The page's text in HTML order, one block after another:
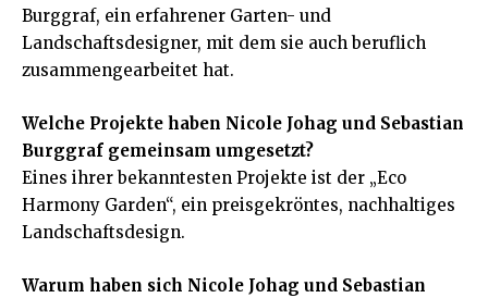
Burggraf, ein erfahrener Garten- und
Landschaftsdesigner, mit dem sie auch beruflich
zusammengearbeitet hat.
Welche Projekte haben Nicole Johag und Sebastian
Burggraf gemeinsam umgesetzt?
Eines ihrer bekanntesten Projekte ist der „Eco
Harmony Garden“, ein preisgekröntes, nachhaltiges
Landschaftsdesign.
Warum haben sich Nicole Johag und Sebastian